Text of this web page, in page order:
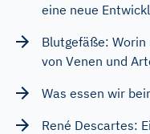
eine neue
Blutgefäße:
von Venen und
Was essen wir
René Descartes: